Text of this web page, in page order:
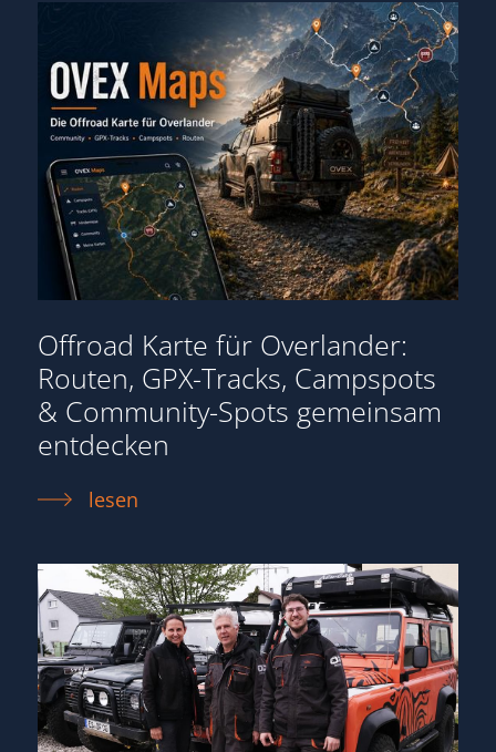
Offroad Karte für Overlander:
Routen, GPX-Tracks, Campspots
& Community-Spots gemeinsam
entdecken
lesen